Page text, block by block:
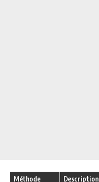
Méthode Description